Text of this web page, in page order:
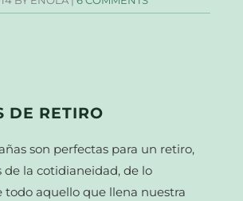
DE RETIRO
son perfectas para un retiro,
de la cotidianeidad, de lo
todo aquello que llena nuestra